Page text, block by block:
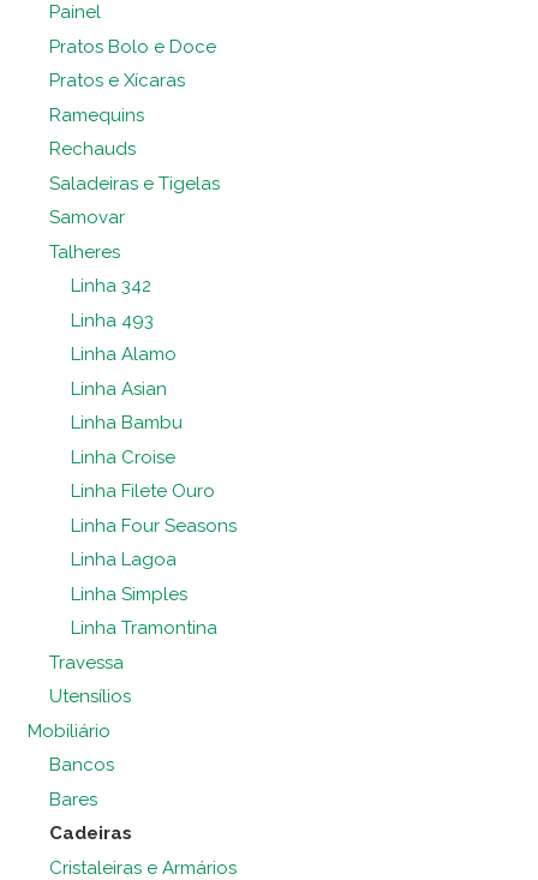
Painel
Pratos Bolo e Doce
Pratos e Xícaras
Ramequins
Rechauds
Saladeiras e Tigelas
Samovar
Talheres
Linha 342
Linha 493
Linha Alamo
Linha Asian
Linha Bambu
Linha Croise
Linha Filete Ouro
Linha Four Seasons
Linha Lagoa
Linha Simples
Linha Tramontina
Travessa
Utensílios
Mobiliário
Bancos
Bares
Cadeiras
Cristaleiras e Armários